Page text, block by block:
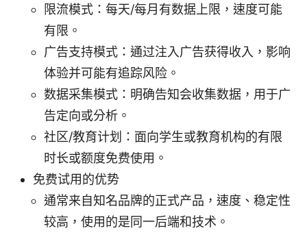
限流模式：每天/每月有数据上限，速度可能
有限。
广告支持模式：通过注入广告获得收入，影响
体验并可能有追踪风险。
数据采集模式：明确告知会收集数据，用于广
告定向或分析。
社区/教育计划：面向学生或教育机构的有限
时长或额度免费使用。
免费试用的优势
通常来自知名品牌的正式产品，速度、稳定性
较高，使用的是同一后端和技术。